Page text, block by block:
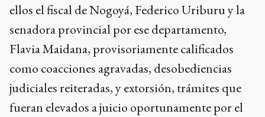
ellos el fiscal de Nogoyá, Federico Uriburu y la
senadora provincial por ese departamento,
Flavia Maidana, provisoriamente calificados
como coacciones agravadas, desobediencias
judiciales reiteradas, y extorsión, trámites que
fueran elevados a juicio oportunamente por el